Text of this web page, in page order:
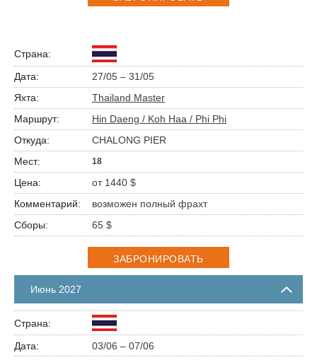
27/05 – 31/05
Thailand Master
Hin Daeng / Koh Haa / Phi Phi
CHALONG PIER
18
от 1440 $
возможен полный фрахт
65 $
ЗАБРОНИРОВАТЬ
Июнь 2027
03/06 – 07/06